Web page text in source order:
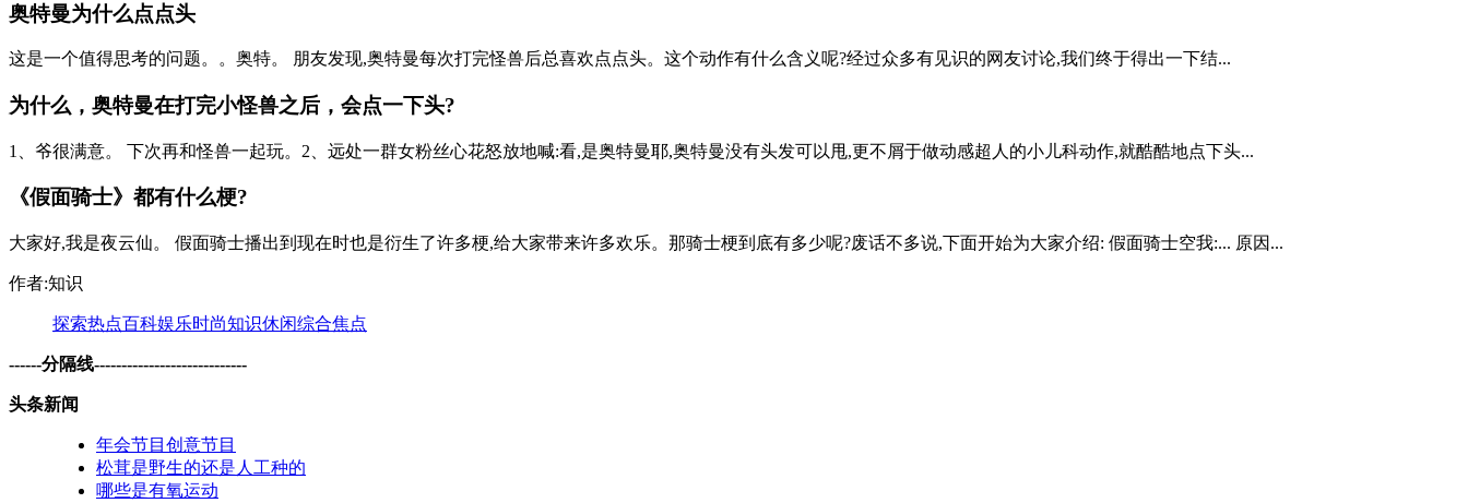
奥特曼为什么点点头
这是一个值得思考的问题。。奥特。 朋友发现,奥特曼每次打完怪兽后总喜欢点点头。这个动作有什么含义呢?经过众多有见识的网友讨论,我们终于得出一下结...
为什么，奥特曼在打完小怪兽之后，会点一下头?
1、爷很满意。 下次再和怪兽一起玩。2、远处一群女粉丝心花怒放地喊:看,是奥特曼耶,奥特曼没有头发可以甩,更不屑于做动感超人的小儿科动作,就酷酷地点下头...
《假面骑士》都有什么梗?
大家好,我是夜云仙。 假面骑士播出到现在时也是衍生了许多梗,给大家带来许多欢乐。那骑士梗到底有多少呢?废话不多说,下面开始为大家介绍: 假面骑士空我:... 原因...
作者:知识
探索热点百科娱乐时尚知识休闲综合焦点
------分隔线----------------------------
头条新闻
年会节目创意节目
松茸是野生的还是人工种的
哪些是有氧运动